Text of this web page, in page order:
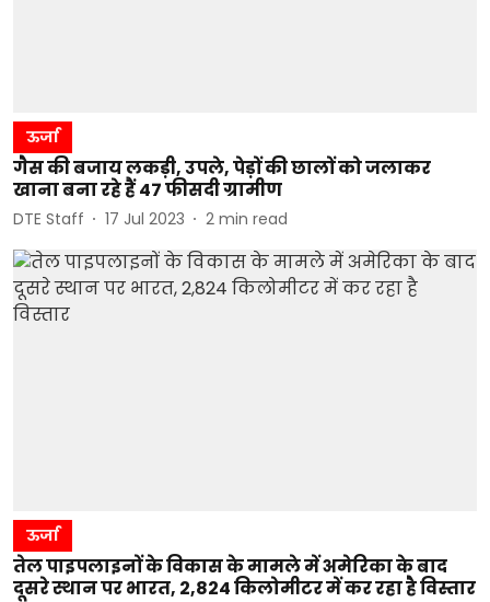
ऊर्जा
गैस की बजाय लकड़ी, उपले, पेड़ों की छालों को जलाकर
खाना बना रहे हैं 47 फीसदी ग्रामीण
DTE Staff 17 Jul 2023 2 min read
ऊर्जा
तेल पाइपलाइनों के विकास के मामले में अमेरिका के बाद
दूसरे स्थान पर भारत, 2,824 किलोमीटर में कर रहा है विस्तार